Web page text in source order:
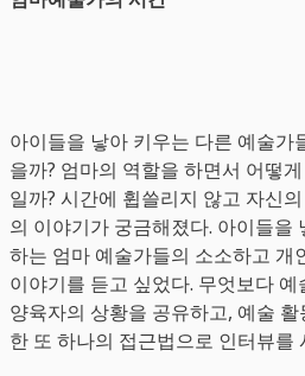
아이들을 낳아 키우는 다른 예술가
을까? 엄마의 역할을 하면서 어떻
일까? 시간에 휩쓸리지 않고 자신
의 이야기가 궁금해졌다. 아이들을
하는 엄마 예술가들의 소소하고 개
이야기를 듣고 싶었다. 무엇보다
양육자의 상황을 공유하고, 예술
한 또 하나의 접근법으로 인터뷰를